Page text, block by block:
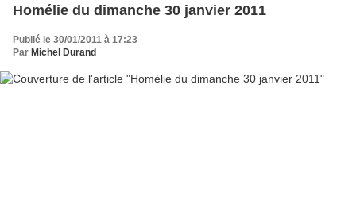
Homélie du dimanche 30 janvier 2011
Publié le 30/01/2011 à 17:23
Par Michel Durand